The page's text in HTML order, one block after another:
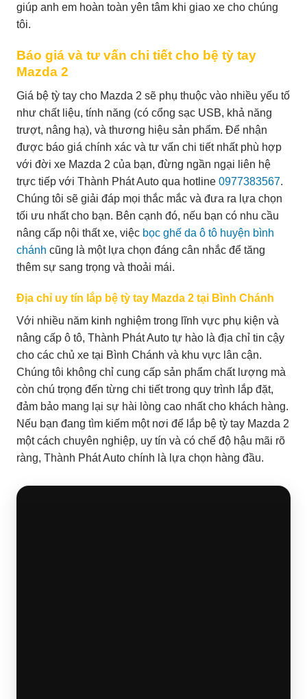
giúp anh em hoàn toàn yên tâm khi giao xe cho chúng
tôi.
Báo giá và tư vấn chi tiết cho bệ tỳ tay
Mazda 2
Giá bệ tỳ tay cho Mazda 2 sẽ phụ thuộc vào nhiều yếu tố
như chất liệu, tính năng (có cổng sạc USB, khả năng
trượt, nâng hạ), và thương hiệu sản phẩm. Để nhận
được báo giá chính xác và tư vấn chi tiết nhất phù hợp
với đời xe Mazda 2 của bạn, đừng ngần ngại liên hệ
trực tiếp với Thành Phát Auto qua hotline 0977383567.
Chúng tôi sẽ giải đáp mọi thắc mắc và đưa ra lựa chọn
tối ưu nhất cho bạn. Bên cạnh đó, nếu bạn có nhu cầu
nâng cấp nội thất xe, việc bọc ghế da ô tô huyện bình
chánh cũng là một lựa chọn đáng cân nhắc để tăng
thêm sự sang trọng và thoải mái.
Địa chỉ uy tín lắp bệ tỳ tay Mazda 2 tại Bình Chánh
Với nhiều năm kinh nghiệm trong lĩnh vực phụ kiện và
nâng cấp ô tô, Thành Phát Auto tự hào là địa chỉ tin cậy
cho các chủ xe tại Bình Chánh và khu vực lân cận.
Chúng tôi không chỉ cung cấp sản phẩm chất lượng mà
còn chú trọng đến từng chi tiết trong quy trình lắp đặt,
đảm bảo mang lại sự hài lòng cao nhất cho khách hàng.
Nếu bạn đang tìm kiếm một nơi để lắp bệ tỳ tay Mazda 2
một cách chuyên nghiệp, uy tín và có chế độ hậu mãi rõ
ràng, Thành Phát Auto chính là lựa chọn hàng đầu.